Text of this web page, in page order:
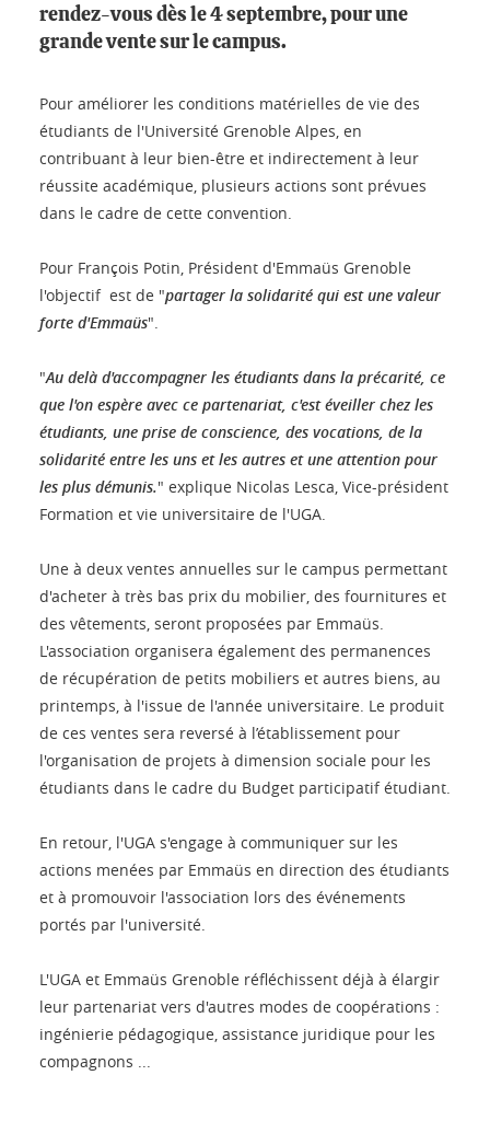
rendez-vous dès le 4 septembre, pour une
grande vente sur le campus.
Pour améliorer les conditions matérielles de vie des
étudiants de l'Université Grenoble Alpes, en
contribuant à leur bien-être et indirectement à leur
réussite académique, plusieurs actions sont prévues
dans le cadre de cette convention.
Pour François Potin, Président d'Emmaüs Grenoble
l'objectif est de "partager la solidarité qui est une valeur
forte d'Emmaüs".
"Au delà d'accompagner les étudiants dans la précarité, ce
que l'on espère avec ce partenariat, c'est éveiller chez les
étudiants, une prise de conscience, des vocations, de la
solidarité entre les uns et les autres et une attention pour
les plus démunis." explique Nicolas Lesca, Vice-président
Formation et vie universitaire de l'UGA.
Une à deux ventes annuelles sur le campus permettant
d'acheter à très bas prix du mobilier, des fournitures et
des vêtements, seront proposées par Emmaüs.
L'association organisera également des permanences
de récupération de petits mobiliers et autres biens, au
printemps, à l'issue de l'année universitaire. Le produit
de ces ventes sera reversé à l’établissement pour
l'organisation de projets à dimension sociale pour les
étudiants dans le cadre du Budget participatif étudiant.
En retour, l'UGA s'engage à communiquer sur les
actions menées par Emmaüs en direction des étudiants
et à promouvoir l'association lors des événements
portés par l'université.
L'UGA et Emmaüs Grenoble réfléchissent déjà à élargir
leur partenariat vers d'autres modes de coopérations :
ingénierie pédagogique, assistance juridique pour les
compagnons ...